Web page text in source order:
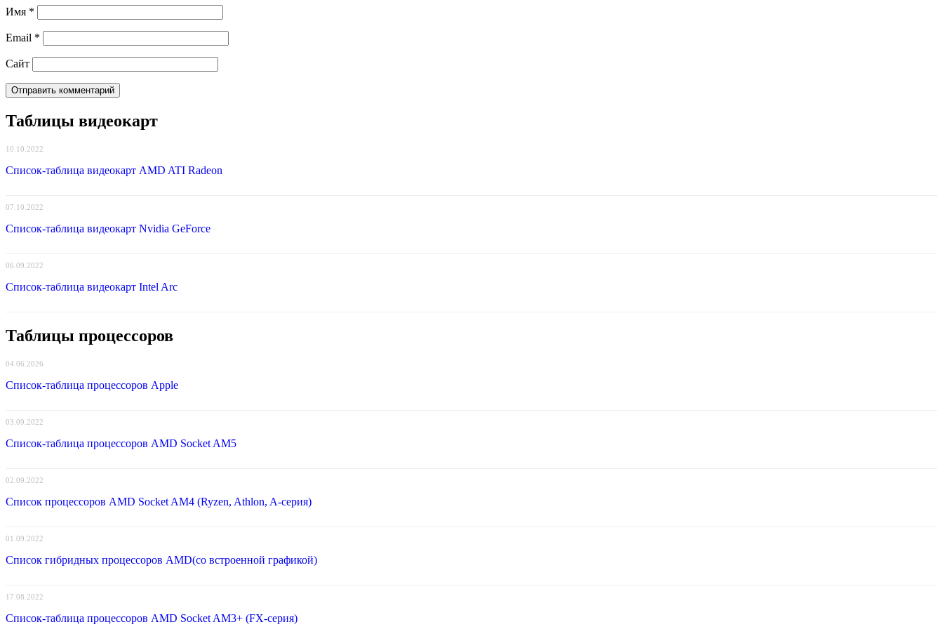
Имя *
Email *
Сайт
Таблицы видеокарт
10.10.2022
Список-таблица видеокарт AMD ATI Radeon
07.10.2022
Список-таблица видеокарт Nvidia GeForce
06.09.2022
Список-таблица видеокарт Intel Arc
Таблицы процессоров
04.06.2026
Список-таблица процессоров Apple
03.09.2022
Список-таблица процессоров AMD Socket AM5
02.09.2022
Список процессоров AMD Socket AM4 (Ryzen, Athlon, A-серия)
01.09.2022
Список гибридных процессоров AMD(со встроенной графикой)
17.08.2022
Список-таблица процессоров AMD Socket AM3+ (FX-серия)